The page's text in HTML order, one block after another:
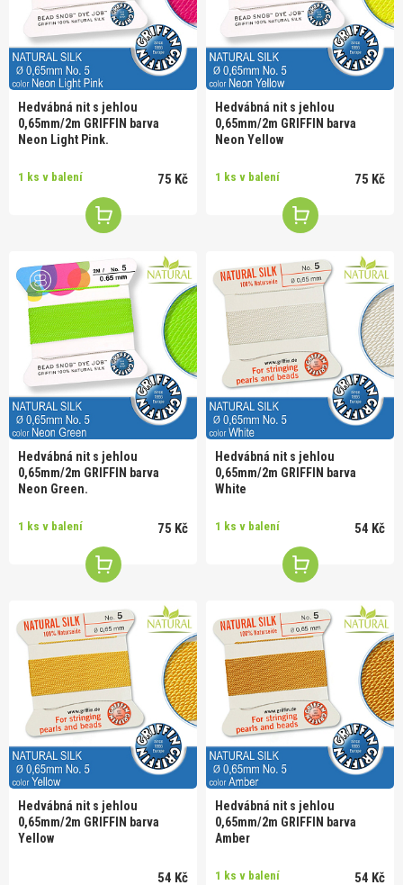
Hedvábná nit s jehlou
0,65mm/2m GRIFFIN barva
Neon Light Pink.
1 ks v balení 75 Kč
Hedvábná nit s jehlou
0,65mm/2m GRIFFIN barva
Neon Yellow
1 ks v balení 75 Kč
Hedvábná nit s jehlou
0,65mm/2m GRIFFIN barva
Neon Green.
1 ks v balení 75 Kč
Hedvábná nit s jehlou
0,65mm/2m GRIFFIN barva
White
1 ks v balení 54 Kč
Hedvábná nit s jehlou
0,65mm/2m GRIFFIN barva
Yellow
54 Kč
Hedvábná nit s jehlou
0,65mm/2m GRIFFIN barva
Amber
1 ks v balení 54 Kč